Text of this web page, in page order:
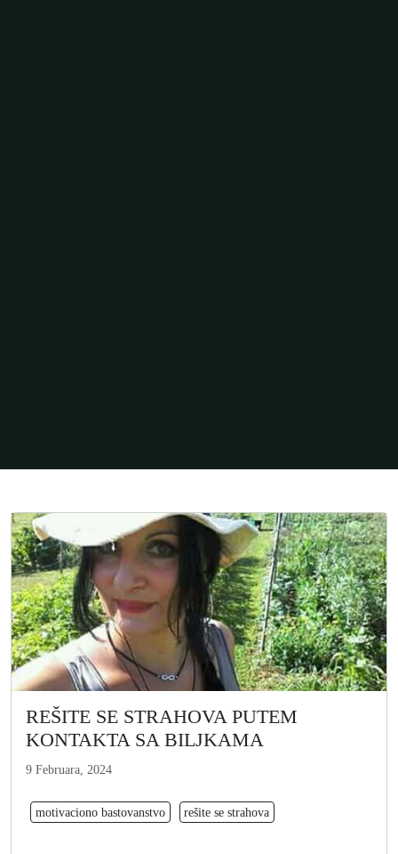
REŠITE SE STRAHOVA PUTEM
KONTAKTA SA BILJKAMA
9 Februara, 2024
motivaciono bastovanstvo rešite se strahova